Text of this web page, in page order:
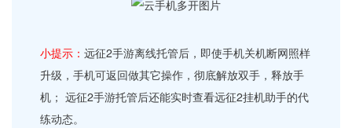
小提示：远征2手游离线托管后，即使手机关机断网照样
升级，手机可返回做其它操作，彻底解放双手，释放手
机； 远征2手游托管后还能实时查看远征2挂机助手的代
练动态。